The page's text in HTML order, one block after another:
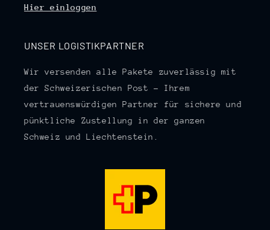
Hier einloggen
UNSER LOGISTIKPARTNER
Wir versenden alle Pakete zuverlässig mit
der Schweizerischen Post – Ihrem
vertrauenswürdigen Partner für sichere und
pünktliche Zustellung in der ganzen
Schweiz und Liechtenstein.